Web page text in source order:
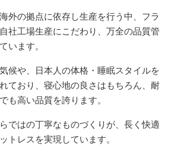
外の拠点に依存し生産を行う中、フラ
社工場生産にこだわり、万全の品質管
います。
候や、日本人の体格・睡眠スタイルを
ており、寝心地の良さはもちろん、耐
も高い品質を誇ります。
ではの丁寧なものづくりが、長く快適
トレスを実現しています。